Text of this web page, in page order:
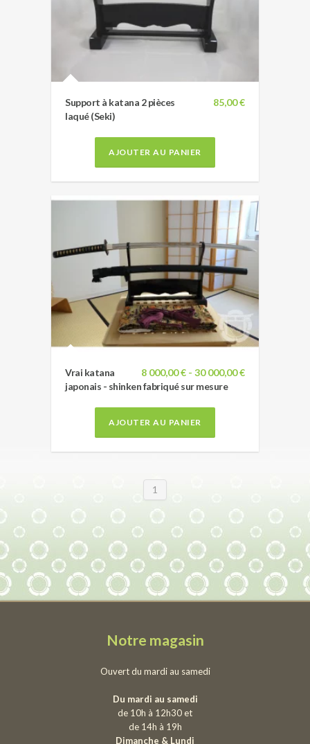
85,00 €
Support à katana 2 pièces
laqué (Seki)
AJOUTER AU PANIER
8 000,00 € - 30 000,00 €
Vrai katana
japonais - shinken fabriqué sur mesure
AJOUTER AU PANIER
1
Notre magasin
Ouvert du mardi au samedi
Du mardi au samedi
de 10h à 12h30 et
de 14h à 19h
Dimanche & Lundi